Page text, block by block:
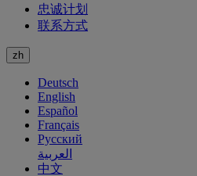
忠诚计划
联系方式
zh
Deutsch
English
Español
Français
Русский
العربية
中文